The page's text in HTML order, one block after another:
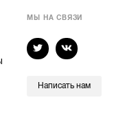
МЫ НА СВЯЗИ
Написать нам